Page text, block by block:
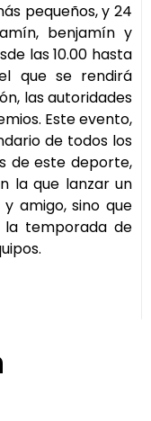
pequeños, y 24
benjamín y
las 10.00 hasta
que se rendirá
las autoridades
Este evento,
de todos los
de este deporte,
la que lanzar un
amigo, sino que
temporada de